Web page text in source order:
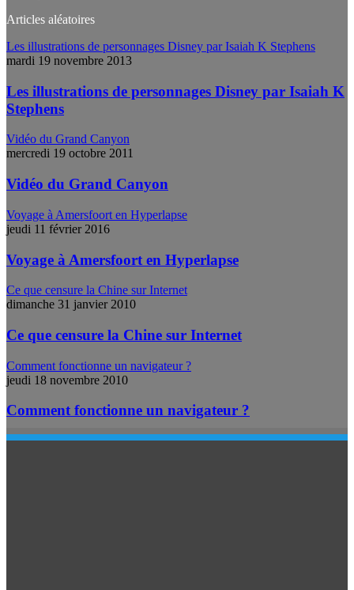
Articles aléatoires
Les illustrations de personnages Disney par Isaiah K Stephens
mardi 19 novembre 2013
Les illustrations de personnages Disney par Isaiah K
Stephens
Vidéo du Grand Canyon
mercredi 19 octobre 2011
Vidéo du Grand Canyon
Voyage à Amersfoort en Hyperlapse
jeudi 11 février 2016
Voyage à Amersfoort en Hyperlapse
Ce que censure la Chine sur Internet
dimanche 31 janvier 2010
Ce que censure la Chine sur Internet
Comment fonctionne un navigateur ?
jeudi 18 novembre 2010
Comment fonctionne un navigateur ?